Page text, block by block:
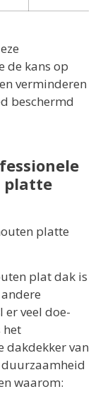
de kans op
verminderen
beschermd
platte
plat dak is
er veel doe-
het
dakdekker van
waarom: